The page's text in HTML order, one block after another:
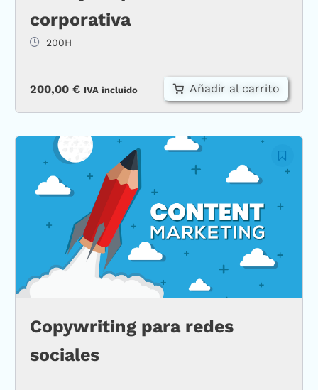
corporativa
200H
200,00 € IVA incluido Añadir al carrito
Copywriting para redes
sociales